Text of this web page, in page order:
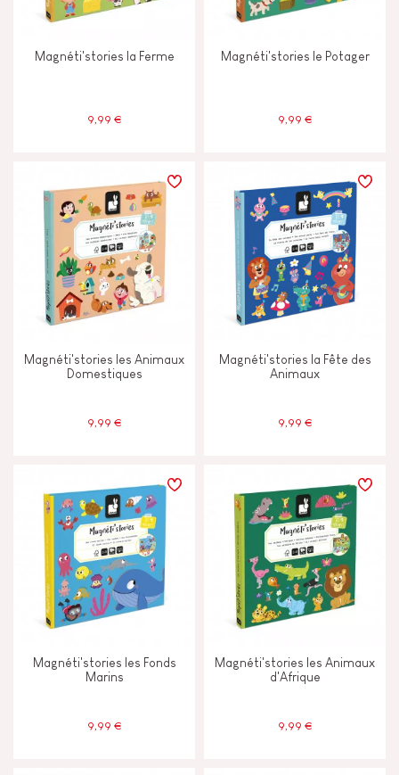
Magnéti'stories la Ferme
9,99 €
Magnéti'stories le Potager
9,99 €
Magnéti'stories les Animaux
Domestiques
9,99 €
Magnéti'stories la Fête des
Animaux
9,99 €
Magnéti'stories les Fonds
Marins
9,99 €
Magnéti'stories les Animaux
d'Afrique
9,99 €